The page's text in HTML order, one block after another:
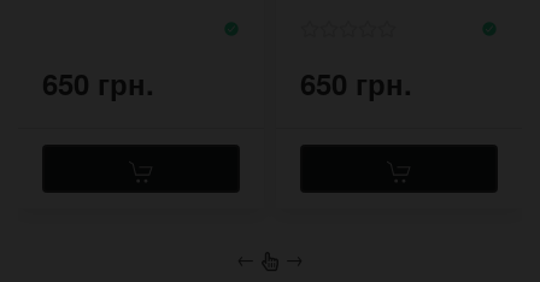
650 грн. 650 грн.
← →